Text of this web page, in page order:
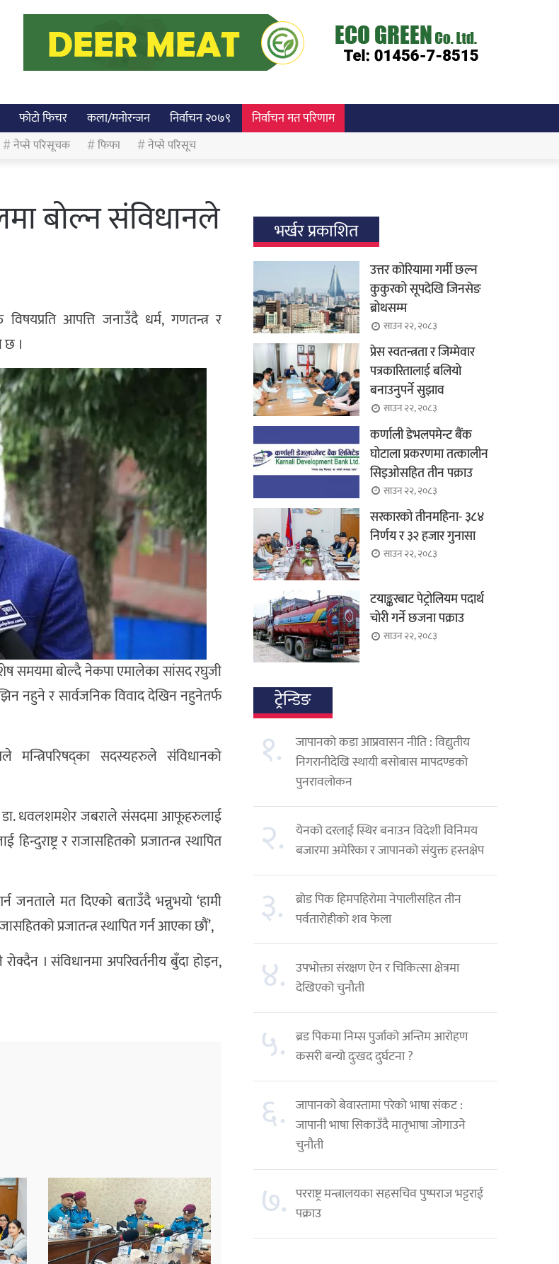
फोटो फिचर कला/मनोरन्जन निर्वाचन २०७९ निर्वाचन मत परिणाम
नेप्से परिसूचक फिफा नेप्से परिसूच
बोल्न संविधानले
विषयप्रति आपत्ति जनाउँदै धर्म, गणतन्त्र र
छ ।
समयमा बोल्दै नेकपा एमालेका सांसद रघुजी
नहुने र सार्वजनिक विवाद देखिन नहुनेतर्फ
मन्त्रिपरिषद्का सदस्यहरुले संविधानको
डा. धवलशमशेर जबराले संसदमा आफूहरुलाई
र राजासहितको प्रजातन्त्र स्थापित
जनताले मत दिएको बताउँदै भन्नुभयो ‘हामी
प्रजातन्त्र स्थापित गर्न आएका छौं’,
। संविधानमा अपरिवर्तनीय बुँदा होइन,
भर्खर प्रकाशित
उत्तर कोरियामा गर्मी छल्न
कुकुरको सूपदेखि जिनसेङ
ब्रोथसम्म
साउन २२, २०८३
प्रेस स्वतन्त्रता र जिम्मेवार
पत्रकारितालाई बलियो
बनाउनुपर्ने सुझाव
साउन २२, २०८३
कर्णाली डेभलपमेन्ट बैंक
घोटाला प्रकरणमा तत्कालीन
सिइओसहित तीन पक्राउ
साउन २२, २०८३
सरकारको तीनमहिना- ३८४
निर्णय र ३२ हजार गुनासा
साउन २२, २०८३
टयाङ्करबाट पेट्रोलियम पदार्थ
चोरी गर्ने छजना पक्राउ
साउन २२, २०८३
ट्रेन्डिङ
१.
जापानको कडा आप्रवासन नीति : विद्युतीय
निगरानीदेखि स्थायी बसोबास मापदण्डको
पुनरावलोकन
२.
येनको दरलाई स्थिर बनाउन विदेशी विनिमय
बजारमा अमेरिका र जापानको संयुक्त हस्तक्षेप
३.
ब्रोड पिक हिमपहिरोमा नेपालीसहित तीन
पर्वतारोहीको शव फेला
४. उपभोक्ता संरक्षण ऐन र चिकित्सा क्षेत्रमा
देखिएको चुनौती
५. ब्रड पिकमा निम्स पुर्जाको अन्तिम आरोहण
कसरी बन्यो दुःखद दुर्घटना ?
६. जापानको बेवास्तामा परेको भाषा संकट :
जापानी भाषा सिकाउँदै मातृभाषा जोगाउने
चुनौती
७. परराष्ट्र मन्त्रालयका सहसचिव पुष्पराज भट्टराई
पक्राउ